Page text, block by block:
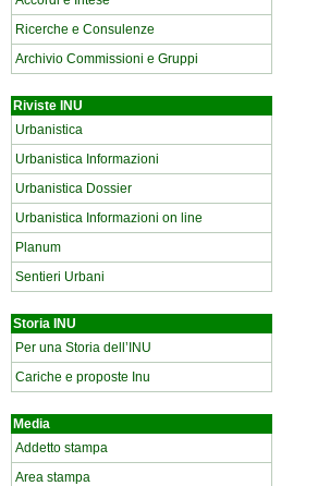
Ricerche e Consulenze
Archivio Commissioni e Gruppi
Riviste INU
Urbanistica
Urbanistica Informazioni
Urbanistica Dossier
Urbanistica Informazioni on line
Planum
Sentieri Urbani
Storia INU
Per una Storia dell’INU
Cariche e proposte Inu
Media
Addetto stampa
Area stampa